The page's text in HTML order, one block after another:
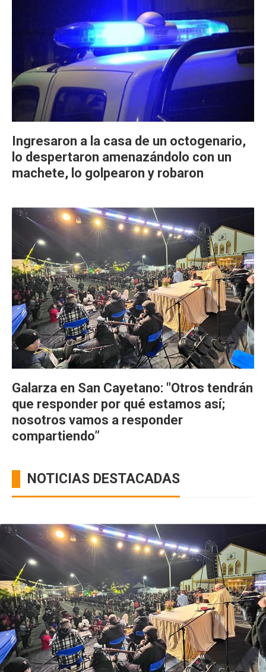
Ingresaron a la casa de un octogenario,
lo despertaron amenazándolo con un
machete, lo golpearon y robaron
Galarza en San Cayetano: "Otros tendrán
que responder por qué estamos así;
nosotros vamos a responder
compartiendo”
NOTICIAS DESTACADAS